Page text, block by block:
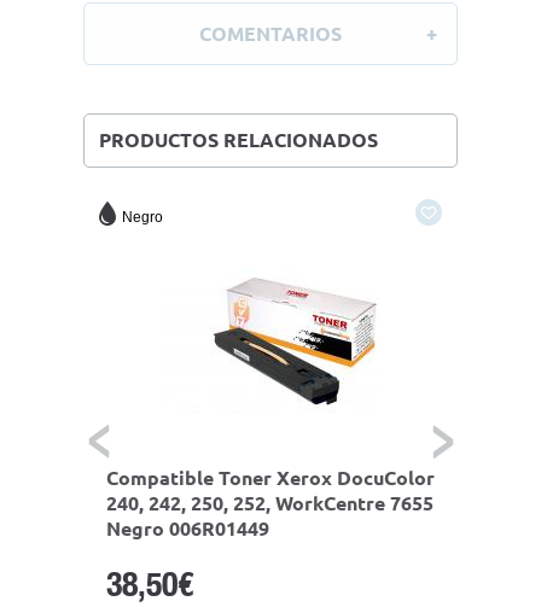
COMENTARIOS
PRODUCTOS RELACIONADOS
Negro
Compatible Toner Xerox DocuColor
240, 242, 250, 252, WorkCentre 7655
Negro 006R01449
38,50€